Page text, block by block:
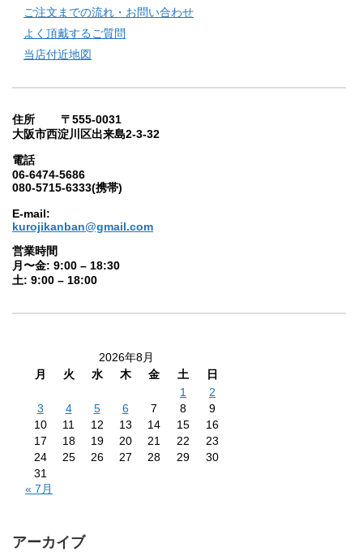
ご注文までの流れ・お問い合わせ
よく頂戴するご質問
当店付近地図
住所 〒555-0031
大阪市西淀川区出来島2-3-32
電話
06-6474-5686
080-5715-6333(携帯)
E-mail:
kurojikanban@gmail.com
営業時間
月〜金: 9:00 – 18:30
土: 9:00 – 18:00
2026年8月
月
火 水 木 金 土
日
1
2
3
4 5 6 7 8
9
10
11 12 13 14 15
16
17
18 19 20 21 22
23
24
25 26 27 28 29
30
31
« 7月
アーカイブ